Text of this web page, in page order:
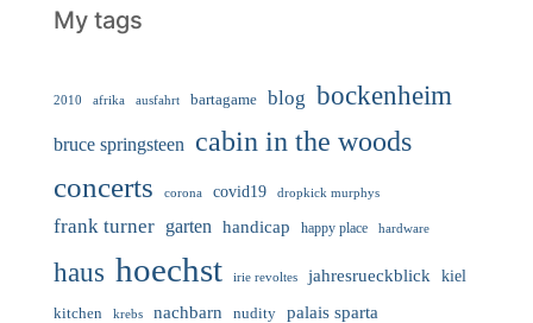
My tags
2010 afrika ausfahrt bartagame blog bockenheim
bruce springsteen
cabin in the woods
concerts
corona covid19 dropkick murphys
frank turner garten handicap happy place hardware
haus hoechst irie revoltes jahresrueckblick kiel
kitchen krebs nachbarn nudity palais sparta